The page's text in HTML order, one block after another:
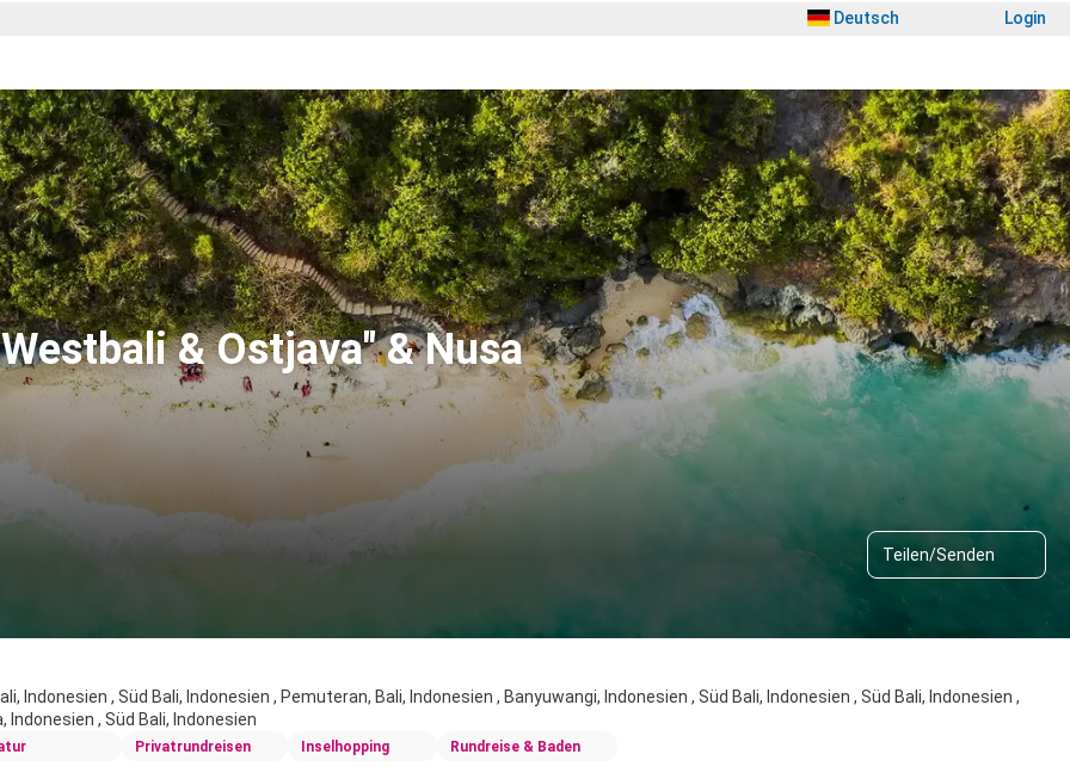
Deutsch Login
& Ostjava" & Nusa
Teilen/Senden
Indonesien , Süd Bali, Indonesien , Pemuteran, Bali, Indonesien , Banyuwangi, Indonesien , Süd Bali, Indonesien , Süd Bali, Indonesien ,
Indonesien , Süd Bali, Indonesien
Privatrundreisen Inselhopping Rundreise & Baden